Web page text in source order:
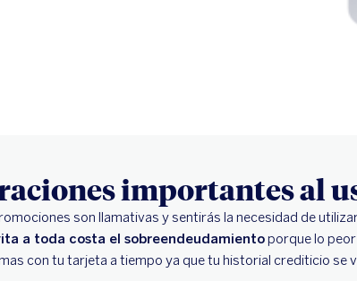
importantes al
son llamativas y sentirás la necesidad de
a toda costa el sobreendeudamientoporque lo
con tu tarjeta a tiempo ya que tu historial crediticio se